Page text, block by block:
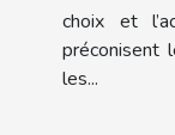
choix et
préconisent
les...